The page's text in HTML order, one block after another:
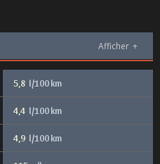
Afficher +
5,8 l/100 km
4,4 l/100 km
4,9 l/100 km